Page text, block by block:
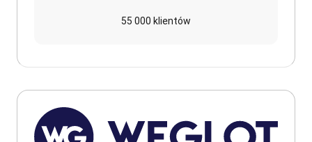
55 000 klientów